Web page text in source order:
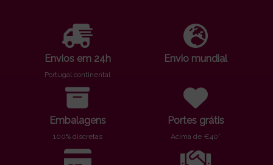
Envios em 24h
Portugal continental
Envio mundial
Embalagens
100% discretas
Portes grátis
Acima de €40*